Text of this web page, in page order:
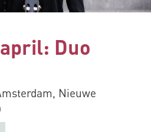
Duo
Nieuwe